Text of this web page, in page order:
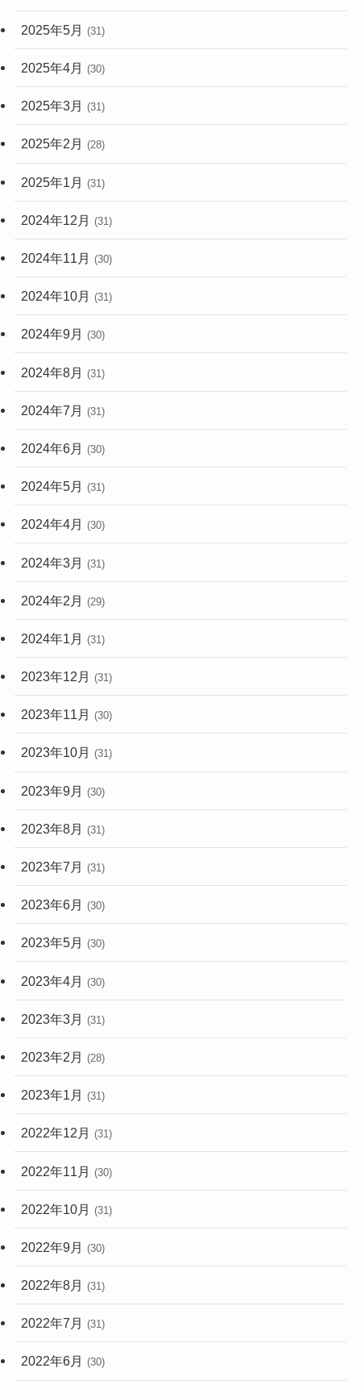
2025年5月 (31)
2025年4月 (30)
2025年3月 (31)
2025年2月 (28)
2025年1月 (31)
2024年12月 (31)
2024年11月 (30)
2024年10月 (31)
2024年9月 (30)
2024年8月 (31)
2024年7月 (31)
2024年6月 (30)
2024年5月 (31)
2024年4月 (30)
2024年3月 (31)
2024年2月 (29)
2024年1月 (31)
2023年12月 (31)
2023年11月 (30)
2023年10月 (31)
2023年9月 (30)
2023年8月 (31)
2023年7月 (31)
2023年6月 (30)
2023年5月 (30)
2023年4月 (30)
2023年3月 (31)
2023年2月 (28)
2023年1月 (31)
2022年12月 (31)
2022年11月 (30)
2022年10月 (31)
2022年9月 (30)
2022年8月 (31)
2022年7月 (31)
2022年6月 (30)